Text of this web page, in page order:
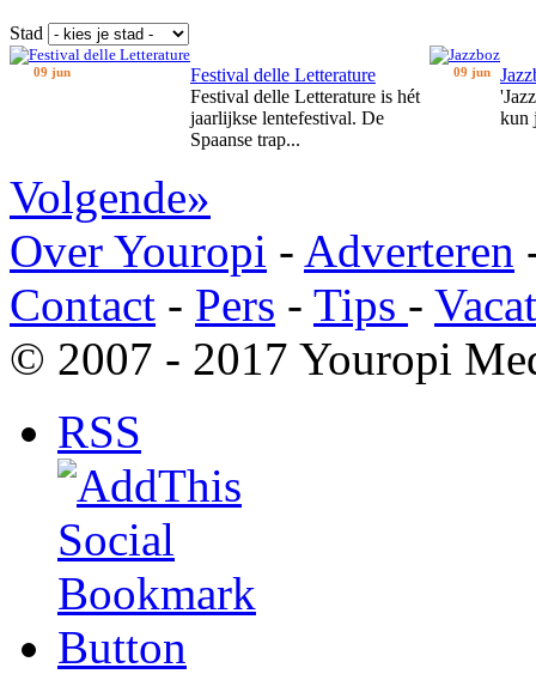
Stad
09 jun
Festival delle Letterature
Festival delle Letterature is hét
jaarlijkse lentefestival. De
Spaanse trap...
09 jun
kun
Volgende»
Over Youropi - Adverteren
Contact - Pers - Tips -
© 2007 - 2017 Youropi
RSS